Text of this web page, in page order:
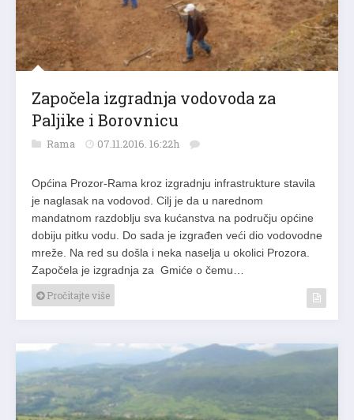
Započela izgradnja vodovoda za
Paljike i Borovnicu
Rama 07.11.2016. 16:22h
Općina Prozor-Rama kroz izgradnju infrastrukture stavila
je naglasak na vodovod. Cilj je da u narednom
mandatnom razdoblju sva kućanstva na području općine
dobiju pitku vodu. Do sada je izgrađen veći dio vodovodne
mreže. Na red su došla i neka naselja u okolici Prozora.
Započela je izgradnja za Gmiće o čemu…
Pročitajte više